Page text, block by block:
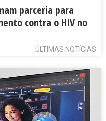
parceria para
contra o HIV no
ÚLTIMAS NOTÍCIAS